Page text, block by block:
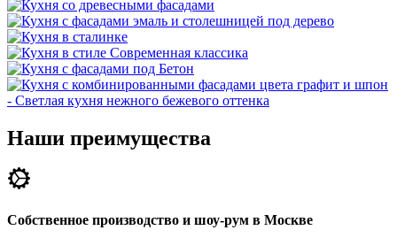
Наши преимущества
Собственное производство и шоу-рум в Москве